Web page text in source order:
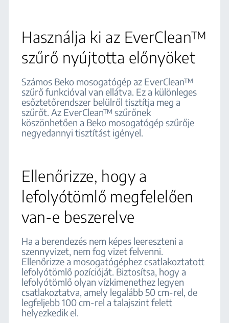
Használja ki az EverClean™
szűrő nyújtotta előnyöket
Számos Beko mosogatógép az EverClean™
szűrő funkcióval van ellátva. Ez a különleges
esőztetőrendszer belülről tisztítja meg a
szűrőt. Az EverClean™ szűrőnek
köszönhetően a Beko mosogatógép szűrője
negyedannyi tisztítást igényel.
Ellenőrizze, hogy a
lefolyótömlő megfelelően
van-e beszerelve
Ha a berendezés nem képes leereszteni a
szennyvizet, nem fog vizet felvenni.
Ellenőrizze a mosogatógéphez csatlakoztatott
lefolyótömlő pozícióját. Biztosítsa, hogy a
lefolyótömlő olyan vízkimenethez legyen
csatlakoztatva, amely legalább 50 cm-rel, de
legfeljebb 100 cm-rel a talajszint felett
helyezkedik el.